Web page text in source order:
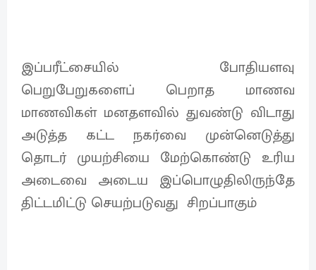
இப்பரீட்சையில் போதியளவு
பெறுபேறுகளைப் பெறாத மாணவ
மாணவிகள் மனதளவில் துவண்டு விடாது
அடுத்த கட்ட நகர்வை முன்னெடுத்து
தொடர் முயற்சியை மேற்கொண்டு உரிய
அடைவை அடைய இப்பொழுதிலிருந்தே
திட்டமிட்டு செயற்படுவது சிறப்பாகும்